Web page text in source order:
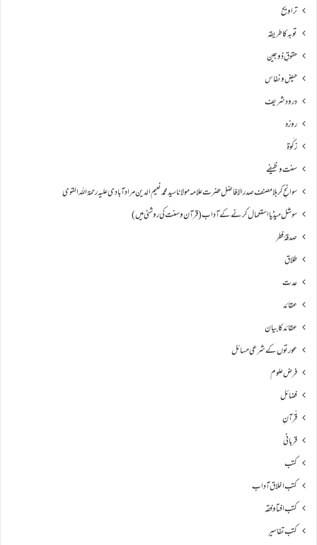
تراویح
توبہ کا طریقہ
حقوقِ ذوجین
حیض و نفاس
درود شریف
روزہ
زکٰوۃ
سنت وظیفے
سوانحِ كربلا مصنف صدر الافاضل حضرت علامہ مولانا سید محمد نعیم الدین مراد آبادی علیہ رحمۃ اللہ القوی
سوشل میڈیا استعمال کرنے کے آداب (قرآن و سنت کی روشنی میں)
صدقۂ فطر
طلاق
عدت
عقائد
عقائد کا بیان
عورتوں کے شرعی مسائل
فرض علوم
فضائل
قُرآنِ
قربانی
کتب
کتب اخلاق آداب
کتب افتا و فقہ
کتب تفاسیر